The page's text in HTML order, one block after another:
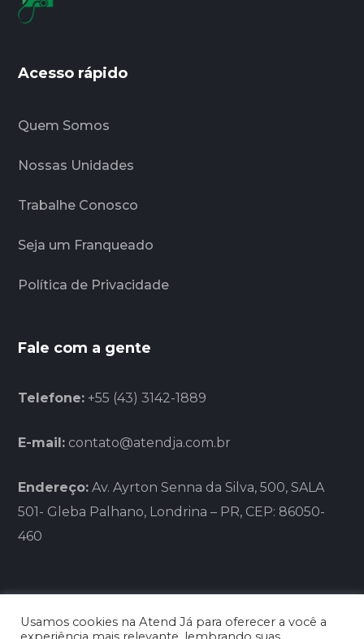
Acesso rápido
Quem Somos
Nossas Unidades
Trabalhe Conosco
Seja um Franqueado
Política de Privacidade
Fale com a gente
Telefone: +55 (43) 3142-1889
E-mail: contato@atendja.com.br
Endereço: Av. Ayrton Senna da Silva, 500, SALA
501- Gleba Palhano, Londrina – PR, CEP: 86050-
460
Usamos cookies na Atend Já para oferecer a você a